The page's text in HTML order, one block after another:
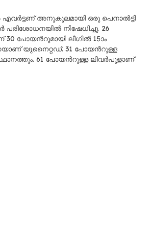
അനുകൂലമായി ഒരു പെനാൽട്ടി
പരിശോധനയിൽ നിഷേധിച്ചു. 26
30 പോയന്‍റുമായി ലീഗിൽ 15ാം
യുനൈറ്റഡ്. 31 പോയന്‍റുള്ള
61 പോയന്‍റുള്ള ലിവർപൂളാണ്